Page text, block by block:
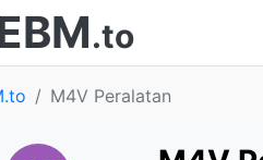
.to
M4V Peralatan